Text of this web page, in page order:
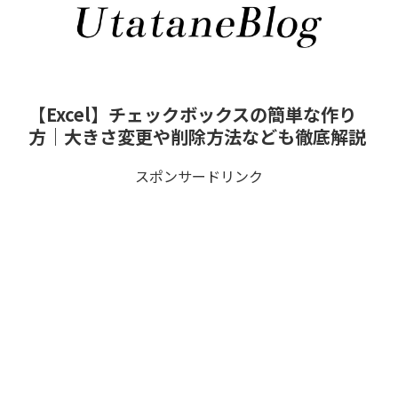
【Excel】チェックボックスの簡単な作り
方｜大きさ変更や削除方法なども徹底解説
スポンサードリンク